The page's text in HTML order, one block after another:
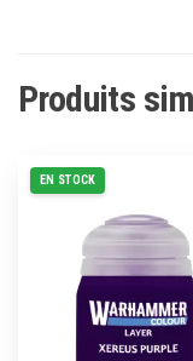
Produits
EN STOCK